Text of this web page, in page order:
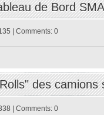
de Bord
| Comments: 0
des
| Comments: 0